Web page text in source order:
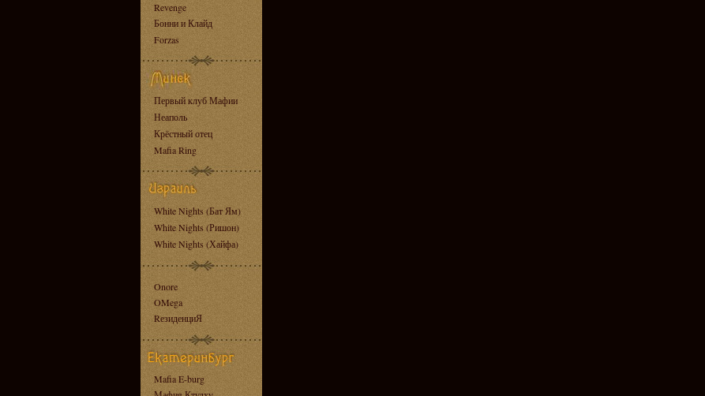
Revenge
Бонни и Клайд
Forzas
Первый клуб Мафии
Неаполь
Крёстный отец
Mafia Ring
White Nights (Бат Ям)
White Nights (Ришон)
White Nights (Хайфа)
Onore
OMega
RезиденциЯ
Mafia E-burg